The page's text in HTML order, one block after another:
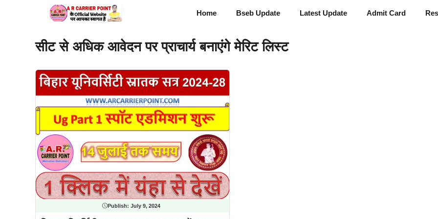
Home Bseb Update Latest Update Admit Card
सीट से अधिक आवेदन पर प्राचार्य बनाएंगे मेरिट लिस्ट
Publish: July 9, 2024